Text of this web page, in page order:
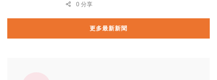
0 分享
更多最新新聞